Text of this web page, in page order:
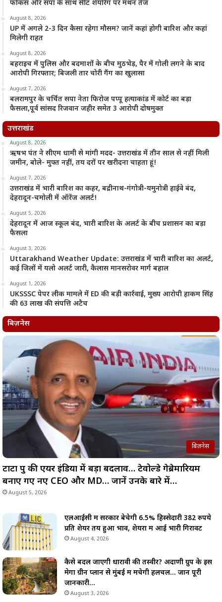
फोकस और सपा के साथ सीट शेयरिंग पर मंथन तेज
August 8, 2026
UP में अगले 2-3 दिन कैसा रहेगा मौसम? जानें कहां होगी बारिश और कहां
मिलेगी राहत
August 8, 2026
बहराइच में पुलिस और बदमाशों के बीच मुठभेड़, पैर में गोली लगने के बाद
आरोपी गिरफ्तार; बिजली तार चोरी गैंग का खुलासा
August 7, 2026
बलरामपुर के चर्चित सपा नेता फिरोज पप्पू हत्याकांड में कोर्ट का बड़ा
फैसला,पूर्व सांसद रिजवान जहीर समेत 3 आरोपी दोषमुक्त
उत्तराखंड
August 8, 2026
ऋषभ पंत ने सीएम धामी से मांगी मदद- उत्तराखंड में तीन साल से नहीं मिली
जमीन, बोले- मुफ्त नहीं, तय दरों पर खरीदना चाहता हूं!
August 7, 2026
उत्तराखंड में भारी बारिश का कहर, बद्रीनाथ-गंगोत्री-यमुनोत्री हाईवे बंद,
देहरादून-चमोली में ऑरेंज अलर्ट!
August 5, 2026
देहरादून में आज स्कूल बंद, भारी बारिश के अलर्ट के बीच प्रशासन का बड़ा
फैसला
August 3, 2026
Uttarakhand Weather Update: उत्तराखंड में भारी बारिश का अलर्ट,
कई जिलों में यलो अलर्ट जारी, कैलास मानसरोवर मार्ग बहाल
August 1, 2026
UKSSSC पेपर लीक मामले में ED की बड़ी कार्रवाई, मुख्य आरोपी हाकम सिंह
की 63 लाख की संपत्ति अटैच
बिज़नेस
बिज़नेस
टाटा ग्रुप की एयर इंडिया में बड़ा बदलाव… टेवोल्डे गेब्रेमारियम
बनाए गए नए CEO और MD… जानें उनके बारे में…
August 5, 2026
एलआईसी में सरकार बेचेगी 6.5% हिस्सेदारी 382 रुपये
प्रति शेयर तय हुआ भाव, शेयरों में आई भारी गिरावट
August 4, 2026
कैसे बदल जाएगी धारावी की तस्वीर? अदाणी ग्रुप के इस
मेगा ग्रीन प्लान से मुंबई में मचेगी हलचल… जानें पूरी
जानकारी…
August 3, 2026